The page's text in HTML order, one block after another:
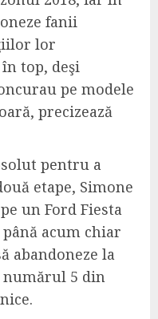
fanii
lor
top, deşi
pe modele
precizează
pentru a
etape, Simone
un Ford Fiesta
acum chiar
abandoneze la
numărul 5 din